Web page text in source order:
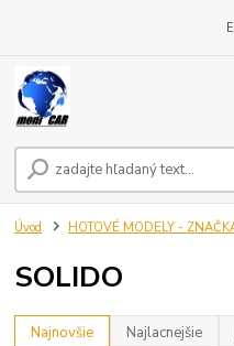
Úvod HOTOVÉ MODELY -
SOLIDO
Najnovšie Najlacnejšie